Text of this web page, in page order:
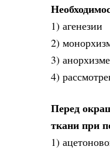
1) агенезии
2)
3) анорхизме
4)
Перед
ткани при
1)